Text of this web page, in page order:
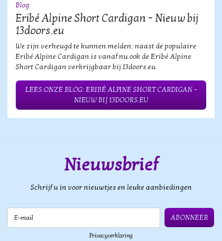
Blog
Eribé Alpine Short Cardigan – Nieuw bij
13doors.eu
We zijn verheugd te kunnen melden: naast de populaire
Eribé Alpine Cardigan is vanaf nu ook de Eribé Alpine
Short Cardigan verkrijgbaar bij 13doors.eu.
LEES ONZE BLOG: ERIBÉ ALPINE SHORT CARDIGAN –
NIEUW BIJ 13DOORS.EU
Nieuwsbrief
Schrijf u in voor nieuwtjes en leuke aanbiedingen
ABONNEER
Privacyverklaring